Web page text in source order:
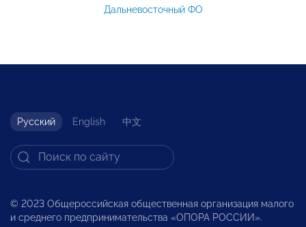
Дальневосточный ФО
Русский English 中文
© 2023 Общероссийская общественная организация малого
и среднего предпринимательства «ОПОРА РОССИИ».